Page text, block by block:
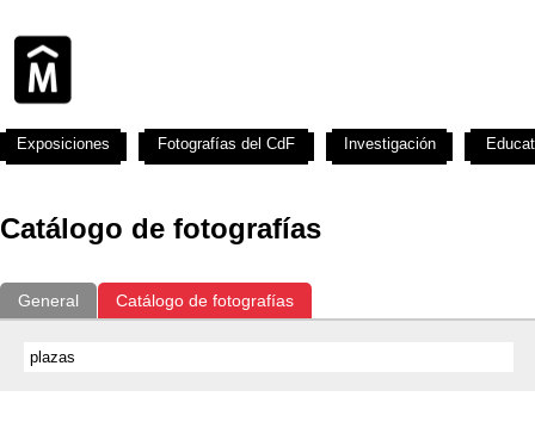
Catálogo de fotografías
General Catálogo de fotografías
Exposiciones Fotografías del CdF Investigación